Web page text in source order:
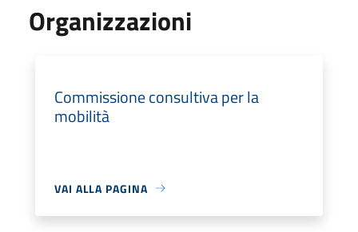
Organizzazioni
Commissione consultiva per la
mobilità
VAI ALLA PAGINA